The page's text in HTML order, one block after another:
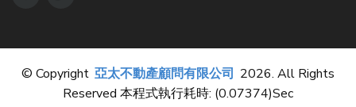
© Copyright 亞太不動產顧問有限公司 2026. All Rights
Reserved 本程式執行耗時: (0.07374)sec